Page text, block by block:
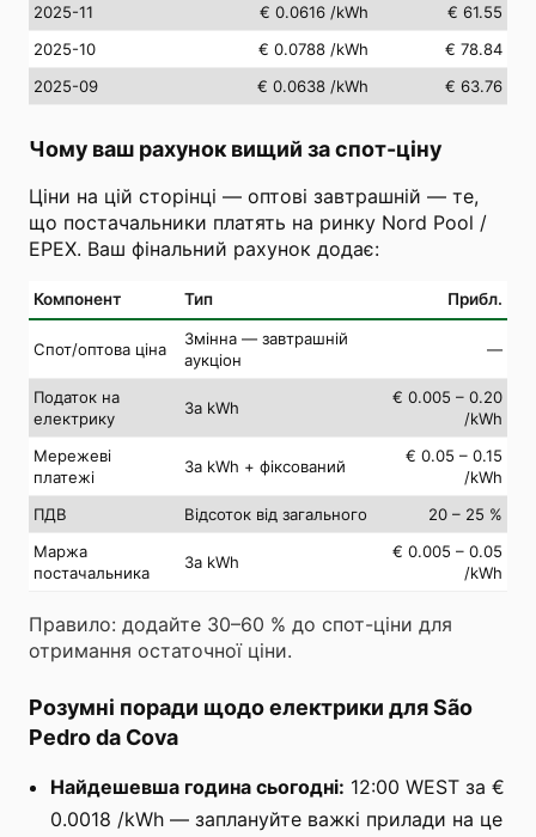
2025-11
€ 0.0616 /kWh
€ 61.55
2025-10
€ 0.0788 /kWh
€ 78.84
2025-09
€ 0.0638 /kWh € 63.76
Чому ваш рахунок вищий за спот-ціну
Ціни на цій сторінці — оптові завтрашній — те,
що постачальники платять на ринку Nord Pool /
EPEX. Ваш фінальний рахунок додає:
Компонент Тип Прибл.
Спот/оптова ціна
Змінна — завтрашній
аукціон
—
Податок на
електрику
За kWh
€ 0.005 – 0.20
/kWh
Мережеві
платежі
За kWh + фіксований
€ 0.05 – 0.15
/kWh
ПДВ
Відсоток від загального
20 – 25 %
Маржа
постачальника
За kWh
€ 0.005 – 0.05
/kWh
Правило: додайте 30–60 % до спот-ціни для
отримання остаточної ціни.
Розумні поради щодо електрики для São
Pedro da Cova
Найдешевша година сьогодні: 12:00 WEST за €
0.0018 /kWh — заплануйте важкі прилади на це